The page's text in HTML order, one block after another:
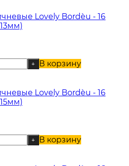
Lovely Bordèu - 16
+ В корзину
Lovely Bordèu - 16
+ В корзину